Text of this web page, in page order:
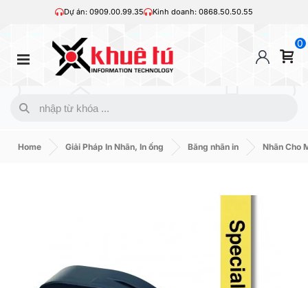
Dự án: 0909.00.99.35 Kinh doanh: 0868.50.50.55
0
Home Giải Pháp In Nhãn, In ống Băng nhãn in Nhãn Cho